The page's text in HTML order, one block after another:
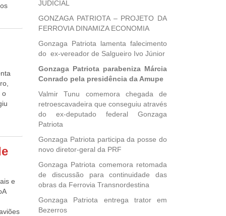
a
de
A
e
a
de
o
O
de
e
JUDICIAL
GONZAGA PATRIOTA – PROJETO DA
FERROVIA DINAMIZA ECONOMIA
Gonzaga Patriota lamenta falecimento
do ex-vereador de Salgueiro Ivo Júnior
Gonzaga Patriota parabeniza Márcia
Conrado pela presidência da Amupe
Valmir Tunu comemora chegada de
retroescavadeira que conseguiu através
do ex-deputado federal Gonzaga
Patriota
Gonzaga Patriota participa da posse do
novo diretor-geral da PRF
Gonzaga Patriota comemora retomada
de discussão para continuidade das
obras da Ferrovia Transnordestina
Gonzaga Patriota entrega trator em
Bezerros